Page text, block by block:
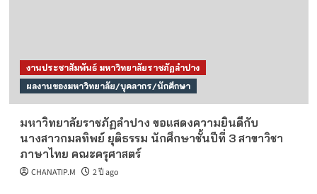
งานประชาสัมพันธ์ มหาวิทยาลัยราชภัฏลำปาง
ผลงานของมหาวิทยาลัย/บุคลากร/นักศึกษา
มหาวิทยาลัยราชภัฏลำปาง ขอแสดงความยินดีกับ
นางสาวกมลทิพย์ ยุติธรรม นักศึกษาชั้นปีที่ 3 สาขาวิชา
ภาษาไทย คณะครุศาสตร์
CHANATIP.M 2 ปี ago